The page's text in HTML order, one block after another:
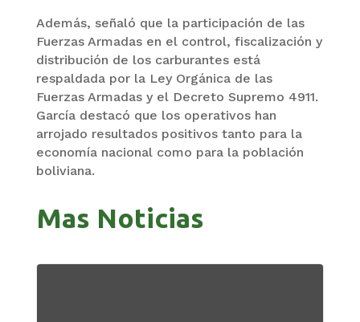
Además, señaló que la participación de las
Fuerzas Armadas en el control, fiscalización y
distribución de los carburantes está
respaldada por la Ley Orgánica de las
Fuerzas Armadas y el Decreto Supremo 4911.
García destacó que los operativos han
arrojado resultados positivos tanto para la
economía nacional como para la población
boliviana.
Mas Noticias